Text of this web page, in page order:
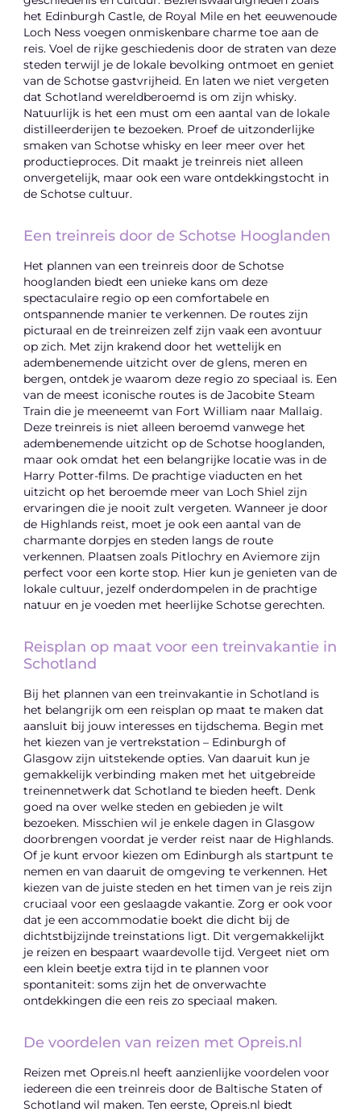
het Edinburgh Castle, de Royal Mile en het eeuwenoude
Loch Ness voegen onmiskenbare charme toe aan de
reis. Voel de rijke geschiedenis door de straten van deze
steden terwijl je de lokale bevolking ontmoet en geniet
van de Schotse gastvrijheid. En laten we niet vergeten
dat Schotland wereldberoemd is om zijn whisky.
Natuurlijk is het een must om een aantal van de lokale
distilleerderijen te bezoeken. Proef de uitzonderlijke
smaken van Schotse whisky en leer meer over het
productieproces. Dit maakt je treinreis niet alleen
onvergetelijk, maar ook een ware ontdekkingstocht in
de Schotse cultuur.
Een treinreis door de Schotse Hooglanden
Het plannen van een treinreis door de Schotse
hooglanden biedt een unieke kans om deze
spectaculaire regio op een comfortabele en
ontspannende manier te verkennen. De routes zijn
picturaal en de treinreizen zelf zijn vaak een avontuur
op zich. Met zijn krakend door het wettelijk en
adembenemende uitzicht over de glens, meren en
bergen, ontdek je waarom deze regio zo speciaal is. Een
van de meest iconische routes is de Jacobite Steam
Train die je meeneemt van Fort William naar Mallaig.
Deze treinreis is niet alleen beroemd vanwege het
adembenemende uitzicht op de Schotse hooglanden,
maar ook omdat het een belangrijke locatie was in de
Harry Potter-films. De prachtige viaducten en het
uitzicht op het beroemde meer van Loch Shiel zijn
ervaringen die je nooit zult vergeten. Wanneer je door
de Highlands reist, moet je ook een aantal van de
charmante dorpjes en steden langs de route
verkennen. Plaatsen zoals Pitlochry en Aviemore zijn
perfect voor een korte stop. Hier kun je genieten van de
lokale cultuur, jezelf onderdompelen in de prachtige
natuur en je voeden met heerlijke Schotse gerechten.
Reisplan op maat voor een treinvakantie in
Schotland
Bij het plannen van een treinvakantie in Schotland is
het belangrijk om een reisplan op maat te maken dat
aansluit bij jouw interesses en tijdschema. Begin met
het kiezen van je vertrekstation – Edinburgh of
Glasgow zijn uitstekende opties. Van daaruit kun je
gemakkelijk verbinding maken met het uitgebreide
treinennetwerk dat Schotland te bieden heeft. Denk
goed na over welke steden en gebieden je wilt
bezoeken. Misschien wil je enkele dagen in Glasgow
doorbrengen voordat je verder reist naar de Highlands.
Of je kunt ervoor kiezen om Edinburgh als startpunt te
nemen en van daaruit de omgeving te verkennen. Het
kiezen van de juiste steden en het timen van je reis zijn
cruciaal voor een geslaagde vakantie. Zorg er ook voor
dat je een accommodatie boekt die dicht bij de
dichtstbijzijnde treinstations ligt. Dit vergemakkelijkt
je reizen en bespaart waardevolle tijd. Vergeet niet om
een klein beetje extra tijd in te plannen voor
spontaniteit: soms zijn het de onverwachte
ontdekkingen die een reis zo speciaal maken.
De voordelen van reizen met Opreis.nl
Reizen met Opreis.nl heeft aanzienlijke voordelen voor
iedereen die een treinreis door de Baltische Staten of
Schotland wil maken. Ten eerste, Opreis.nl biedt